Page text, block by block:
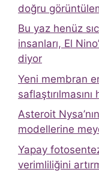
doğru
Bu yaz henüz
insanları, El
diyor
Yeni membran
saflaştırılmasını
Asteroit
modellerine
Yapay
verimliliğini